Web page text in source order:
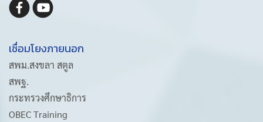
เชื่อมโยงภายนอก
สพม.สงขลา สตูล
สพฐ.
กระทรวงศึกษาธิการ
OBEC Training